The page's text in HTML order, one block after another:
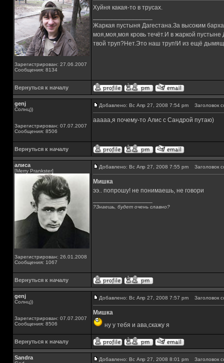
Зарегистрирован: 27.06.2007
Сообщения: 8134
Хуйня какая-то в трусах.
Жаркая пустыня Дагестана.За высоким
моя,моя,моя кровь течёт.И в жаркой
твой труп?Нет.Это наш труп!И из ещё
Вернуться к началу
genj
Солнц))
Зарегистрирован: 07.07.2007
Сообщения: 8506
Добавлено: Вс Апр 27, 2008 7:54 pm Заголовок
ааааа,я почему-то Алис с Сандрой путаю)
Вернуться к началу
алиса
[Merry Prankster]
Зарегистрирован: 26.01.2008
Сообщения: 1067
Добавлено: Вс Апр 27, 2008 7:55 pm Заголовок
Мишка
ээ.. попрошу! не понимаешь, не говори
?Знаешь, будет очень славно?
Вернуться к началу
genj
Солнц))
Зарегистрирован: 07.07.2007
Сообщения: 8506
Добавлено: Вс Апр 27, 2008 7:57 pm Заголовок
Мишка
ну у тебя и ава,скажу я
Вернуться к началу
Sandra Добавлено: Вс Апр 27, 2008 8:01 pm Заголовок